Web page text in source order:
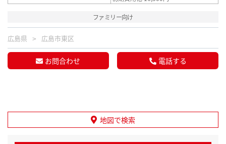
ファミリー向け
広島県 広島市東区
お問合わせ 電話する
地図で検索